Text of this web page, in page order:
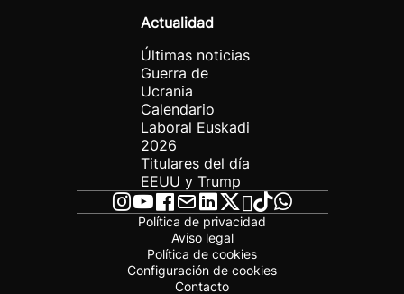
Actualidad
Últimas noticias
Guerra de
Ucrania
Calendario
Laboral Euskadi
2026
Titulares del día
EEUU y Trump
Política de privacidad
Aviso legal
Política de cookies
Configuración de cookies
Contacto